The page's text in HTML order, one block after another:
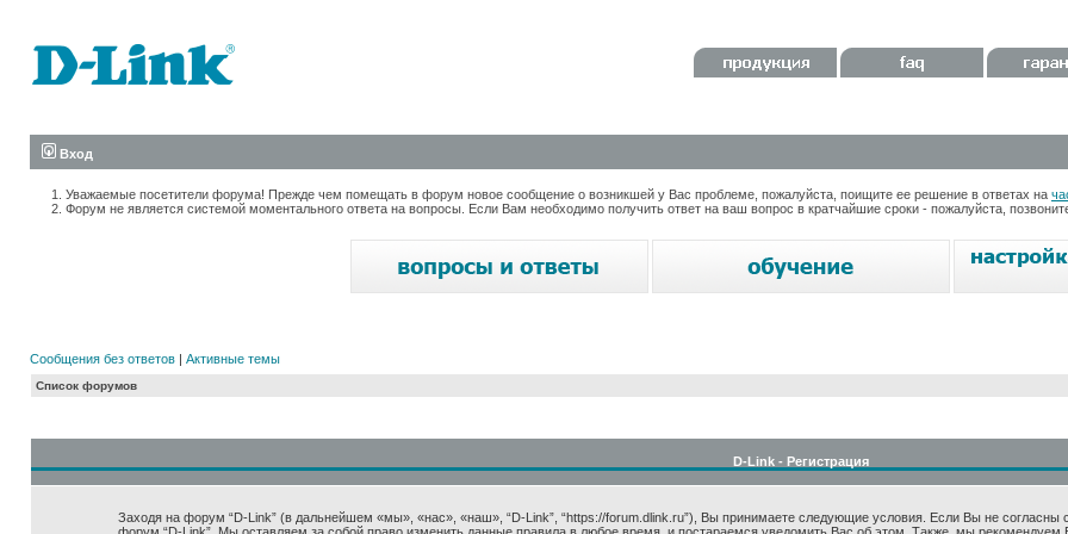
Вход
Уважаемые посетители форума! Прежде чем помещать в форум новое сообщение о возникшей у Вас проблеме, пожалуйста, поищите ее решение в ответах на
Форум не является системой моментального ответа на вопросы. Если Вам необходимо получить ответ на ваш вопрос в кратчайшие сроки - пожалуйста,
Сообщения без ответов | Активные темы
Список форумов
D-Link - Регистрация
Заходя на форум “D-Link” (в дальнейшем «мы», «нас», «наш», “D-Link”, “https://forum.dlink.ru”), Вы принимаете следующие условия. Если Вы не согласны